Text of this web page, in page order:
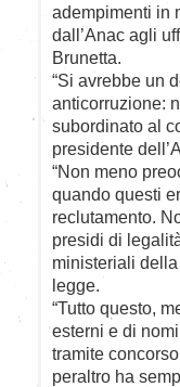
adempimenti in
dall’Anac agli
Brunetta.
“Si avrebbe un
anticorruzione:
subordinato al
presidente
“Non meno
quando questi
reclutamento.
presidi di
ministeriali
legge.
“Tutto questo,
esterni e di
tramite
peraltro ha